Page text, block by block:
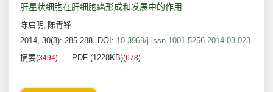
肝星状细胞在肝细胞癌形成和发展中的作用
陈启明 , 陈青锋
2014, 30(3): 285-288. DOI: 10.3969/j.issn.1001-5256.2014.03.023
摘要(3494) PDF (1228KB)(678)